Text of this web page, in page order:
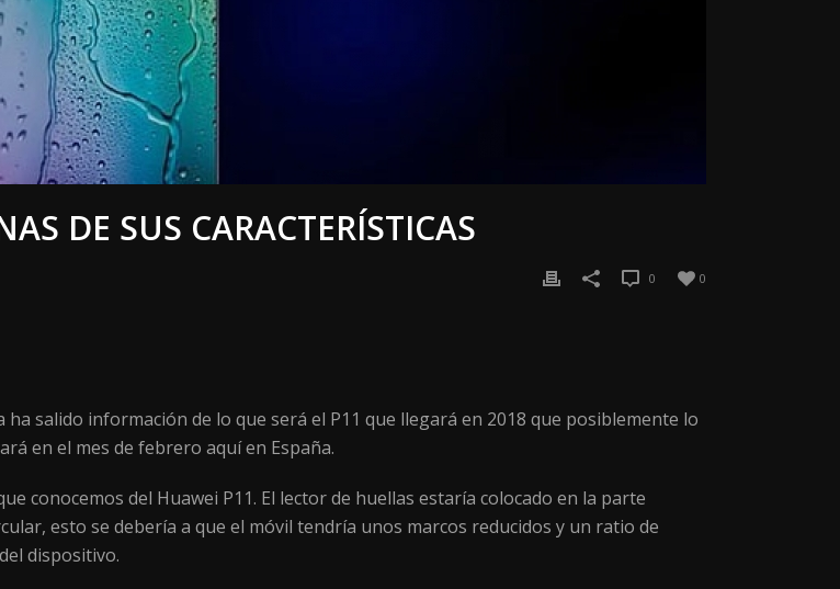
DE SUS CARACTERÍSTICAS
0
0
salido información de lo que será el P11 que llegará en 2018 que posiblemente lo
en el mes de febrero aquí en España.
conocemos del Huawei P11. El lector de huellas estaría colocado en la parte
esto se debería a que el móvil tendría unos marcos reducidos y un ratio de
dispositivo.